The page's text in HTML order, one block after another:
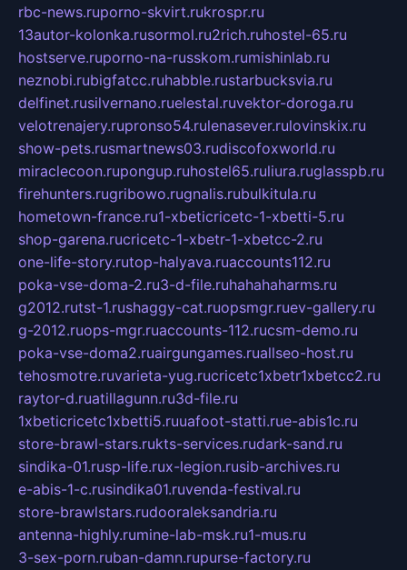
rbc-news.ruporno-skvirt.rukrospr.ru
13autor-kolonka.rusormol.ru2rich.ruhostel-65.ru
hostserve.ruporno-na-russkom.rumishinlab.ru
neznobi.rubigfatcc.ruhabble.rustarbucksvia.ru
delfinet.rusilvernano.ruelestal.ruvektor-doroga.ru
velotrenajery.rupronso54.rulenasever.rulovinskix.ru
show-pets.rusmartnews03.rudiscofoxworld.ru
miraclecoon.rupongup.ruhostel65.ruliura.ruglasspb.ru
firehunters.rugribowo.rugnalis.rubulkitula.ru
hometown-france.ru1-xbeticricetc-1-xbetti-5.ru
shop-garena.rucricetc-1-xbetr-1-xbetcc-2.ru
one-life-story.rutop-halyava.ruaccounts112.ru
poka-vse-doma-2.ru3-d-file.ruhahahaharms.ru
g2012.rutst-1.rushaggy-cat.ruopsmgr.ruev-gallery.ru
g-2012.ruops-mgr.ruaccounts-112.rucsm-demo.ru
poka-vse-doma2.ruairgungames.ruallseo-host.ru
tehosmotre.ruvarieta-yug.rucricetc1xbetr1xbetcc2.ru
raytor-d.ruatillagunn.ru3d-file.ru
1xbeticricetc1xbetti5.ruuafoot-statti.rue-abis1c.ru
store-brawl-stars.rukts-services.rudark-sand.ru
sindika-01.rusp-life.rux-legion.rusib-archives.ru
e-abis-1-c.rusindika01.ruvenda-festival.ru
store-brawlstars.rudooraleksandria.ru
antenna-highly.rumine-lab-msk.ru1-mus.ru
3-sex-porn.ruban-damn.rupurse-factory.ru